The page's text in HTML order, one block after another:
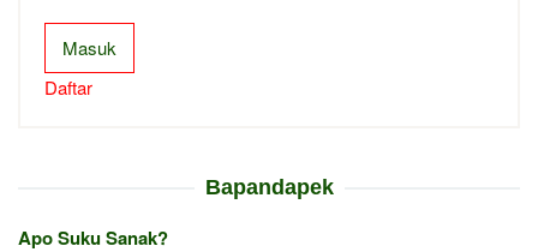
Masuk
Daftar
Bapandapek
Apo Suku Sanak?